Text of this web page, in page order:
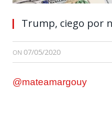
Trump, ciego por
ON 07/05/2020
@mateamargouy